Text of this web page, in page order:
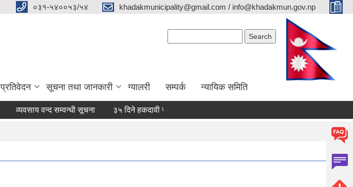
०३१-५४००५३/५४ khadakmunicipality@gmail.com / info@khadakmun.gov.np
प्रतिवेदन सूचना तथा जानकारी ग्यालरी सम्पर्क न्यायिक समिति
व्यवसाय वन्द सम्वन्धी सूचना ३५ दिने हकदावी सम्वन्धी सार्वजनिक सूचना